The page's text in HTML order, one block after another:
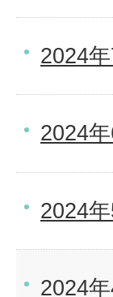
2024
2024
2024
2024